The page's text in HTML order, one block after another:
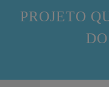
PROJETO